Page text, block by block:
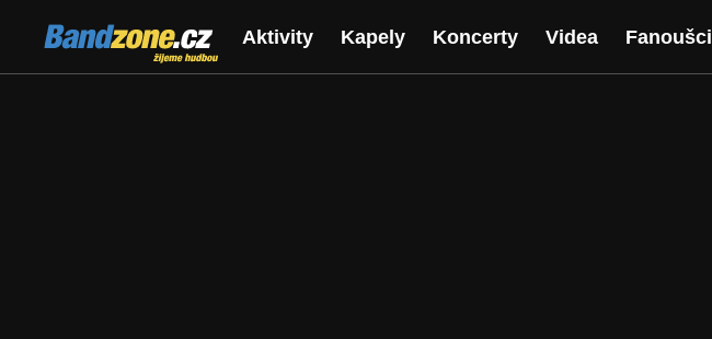
Bandzone.cz
žijeme hudbou
Aktivity Kapely Koncerty Videa Fanoušci